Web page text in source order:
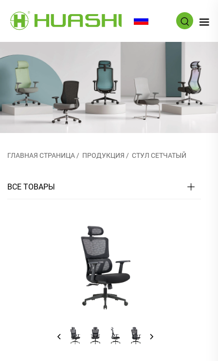
ГЛАВНАЯ СТРАНИЦА / ПРОДУКЦИЯ / СТУЛ СЕТЧАТЫЙ
ВСЕ ТОВАРЫ